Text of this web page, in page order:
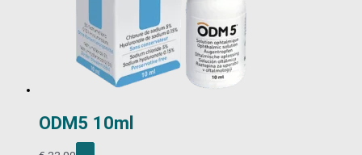
ODM5 10ml